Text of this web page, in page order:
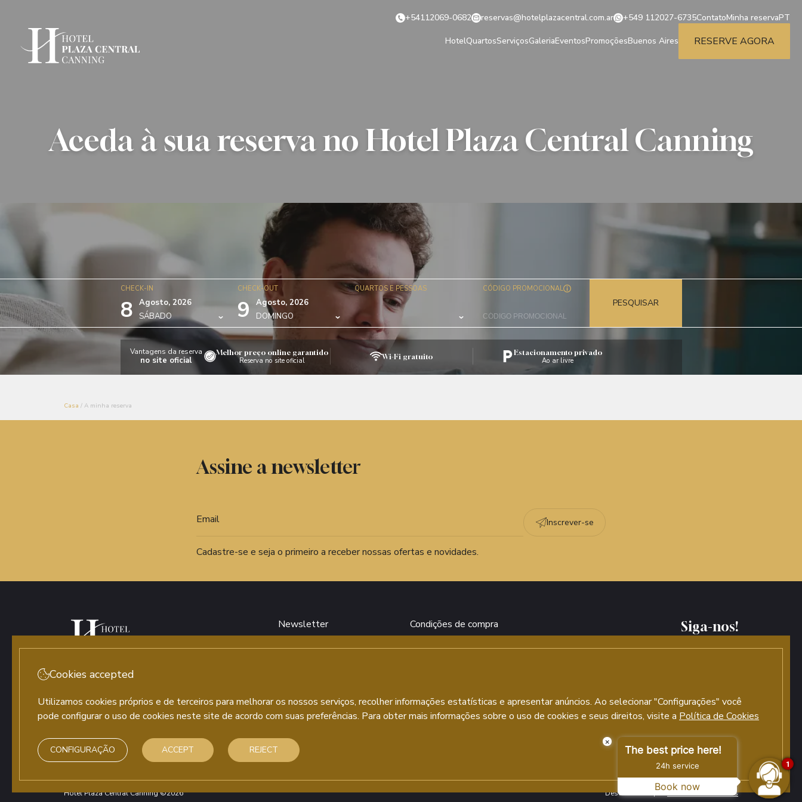
+54112069-0682 reservas@hotelplazacentral.com.ar +549 112027-6735ContatoMinha reservaPT
HotelQuartosServiçosGaleriaEventosPromoçõesBuenos Aires RESERVE AGORA
Aceda à sua reserva no Hotel Plaza Central Canning
CHECK-IN
8
Agosto, 2026
SÁBADO
CHECK-OUT
9
Agosto, 2026
DOMINGO
QUARTOS E PESSOAS CÓDIGO PROMOCIONAL
PESQUISAR
Vantagens da reserva
no site oficial
Melhor preço online garantido
Reserva no site oficial
Wi-Fi gratuito
Estacionamento privado
Ao ar livre
Casa / A minha reserva
Assine a newsletter
Inscrever-se
Cadastre-se e seja o primeiro a receber nossas ofertas e novidades.
+54112069-0682
Newsletter
Condições de compra
Descubra nossos hotéis
Siga-nos!
Agustín de Vedia 1271 Ezeiza, Buenos
reservas@hotelplazacentral.com.ar
Hotel Plaza Central Canning ©2026 Desenvolvido porGNA Hotel Solutions
Cookies accepted
Utilizamos cookies próprios e de terceiros para melhorar os nossos serviços, recolher informações estatísticas e apresentar anúncios. Ao selecionar "Configurações" você
pode configurar o uso de cookies neste site de acordo com suas preferências. Para obter mais informações sobre o uso de cookies e seus direitos, visite a Política de Cookies
CONFIGURAÇÃO ACCEPT REJECT
×
The best price here!
24h service
Book now
1